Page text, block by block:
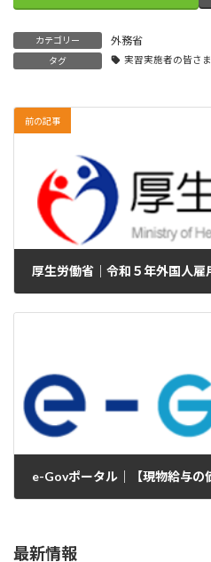
カテゴリー 外務省
タグ 実習実施者の皆さま
前の記事
最新情報